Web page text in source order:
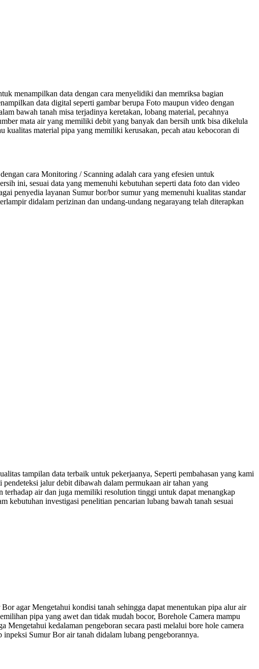
menampilkan data dengan cara menyelidiki dan memriksa bagian
data digital seperti gambar berupa Foto maupun video dengan
bawah tanah misa terjadinya keretakan, lobang material, pecahnya
mata air yang memiliki debit yang banyak dan bersih untk bisa dikelula
kualitas material pipa yang memiliki kerusakan, pecah atau kebocoran di
cara Monitoring / Scanning adalah cara yang efesien untuk
ini, sesuai data yang memenuhi kebutuhan seperti data foto dan video
penyedia layanan Sumur bor/bor sumur yang memenuhi kualitas standar
didalam perizinan dan undang-undang negarayang telah diterapkan
tampilan data terbaik untuk pekerjaanya, Seperti pembahasan yang kami
jalur debit dibawah dalam permukaan air tahan yang
air dan juga memiliki resolution tinggi untuk dapat menangkap
kebutuhan investigasi penelitian pencarian lubang bawah tanah sesuai
agar Mengetahui kondisi tanah sehingga dapat menentukan pipa alur air
pipa yang awet dan tidak mudah bocor, Borehole Camera mampu
Mengetahui kedalaman pengeboran secara pasti melalui bore hole camera
Sumur Bor air tanah didalam lubang pengeborannya.